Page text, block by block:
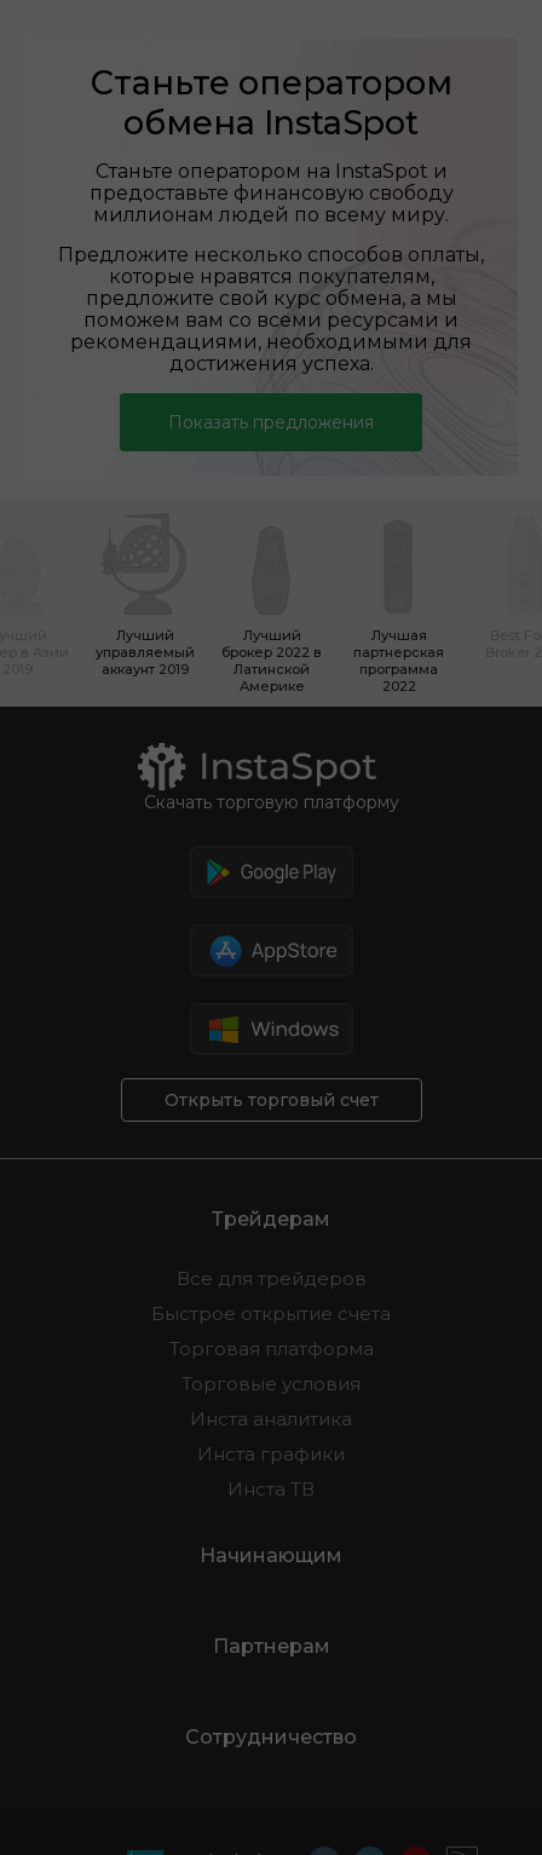
Станьте оператором
обмена InstaSpot
Станьте оператором на InstaSpot и
предоставьте финансовую свободу
миллионам людей по всему миру.
Предложите несколько способов оплаты,
которые нравятся покупателям,
предложите свой курс обмена, а мы
поможем вам со всеми ресурсами и
рекомендациями, необходимыми для
достижения успеха.
Показать предложения
Лучший
управляемый
аккаунт 2019
Лучший
брокер 2022 в
Латинской
Америке
Лучшая
партнерская
программа
2022
Скачать торговую платформу
Открыть торговый счет
Трейдерам
Все для трейдеров
Быстрое открытие счета
Торговая платформа
Торговые условия
Инста аналитика
Инста графики
Инста ТВ
Начинающим
Партнерам
Сотрудничество